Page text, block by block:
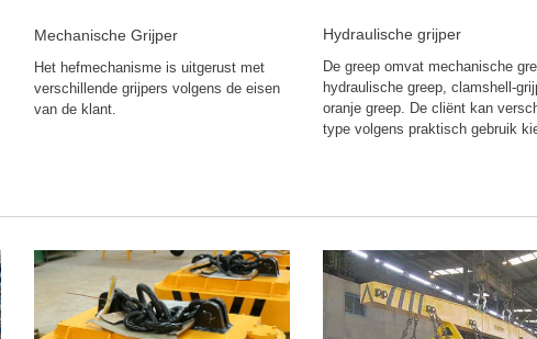
Mechanische Grijper
Het hefmechanisme is uitgerust met
verschillende grijpers volgens de eisen
van de klant.
Hydraulische grijper
De greep omvat mechanische
hydraulische greep, clamshell-
oranje greep. De cliënt kan
type volgens praktisch gebruik